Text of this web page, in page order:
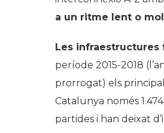
a un ritme lent o
Les
període 2015-2018
prorrogat) els
Catalunya només
partides i han deixat